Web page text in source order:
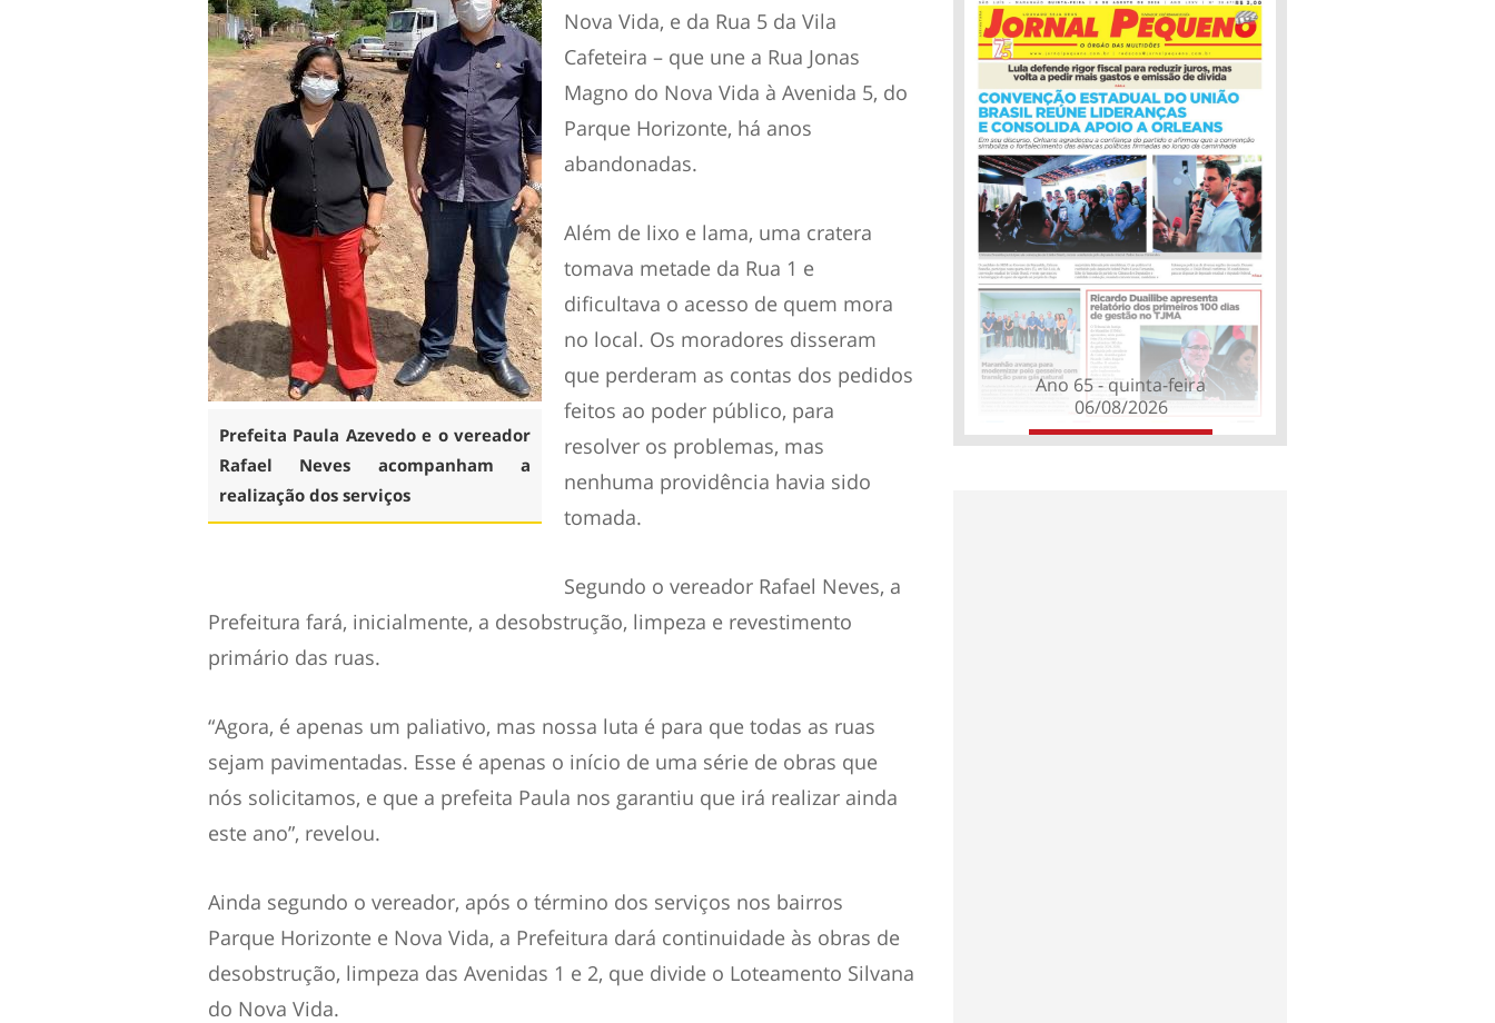
Prefeita Paula Azevedo e o vereador
Rafael Neves acompanham a
realização dos serviços
Nova Vida, e da Rua 5 da Vila
Cafeteira – que une a Rua Jonas
Magno do Nova Vida à Avenida 5, do
Parque Horizonte, há anos
abandonadas.
Além de lixo e lama, uma cratera
tomava metade da Rua 1 e
dificultava o acesso de quem mora
no local. Os moradores disseram
que perderam as contas dos pedidos
feitos ao poder público, para
resolver os problemas, mas
nenhuma providência havia sido
tomada.
Segundo o vereador Rafael Neves, a
Prefeitura fará, inicialmente, a desobstrução, limpeza e revestimento
primário das ruas.
“Agora, é apenas um paliativo, mas nossa luta é para que todas as ruas
sejam pavimentadas. Esse é apenas o início de uma série de obras que
nós solicitamos, e que a prefeita Paula nos garantiu que irá realizar ainda
este ano”, revelou.
Ainda segundo o vereador, após o término dos serviços nos bairros
Parque Horizonte e Nova Vida, a Prefeitura dará continuidade às obras de
desobstrução, limpeza das Avenidas 1 e 2, que divide o Loteamento Silvana
do Nova Vida.
Ano 65 - quinta-feira
06/08/2026